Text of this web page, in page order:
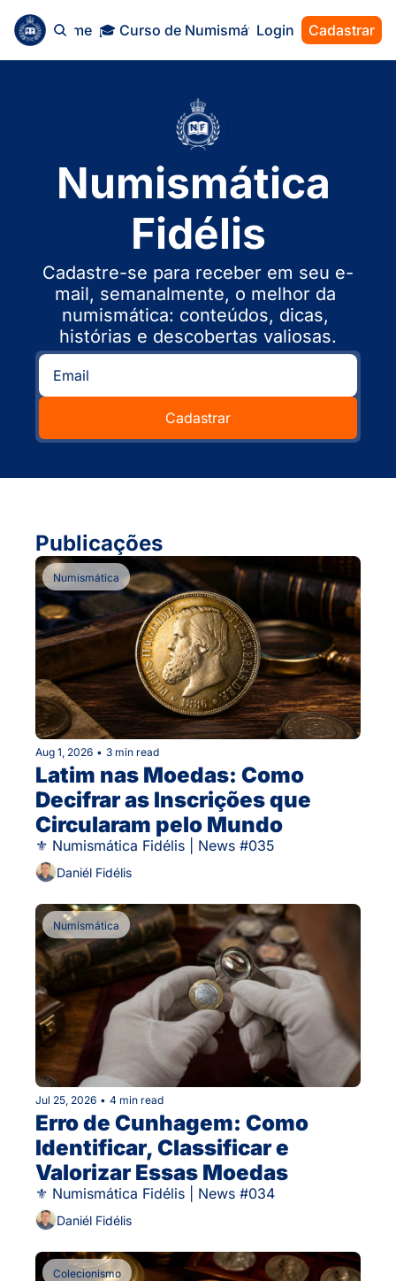
Home 🎓 Curso de NumismáticaLogin Cadastrar
Numismática
Fidélis
Cadastre-se para receber em seu e-
mail, semanalmente, o melhor da
numismática: conteúdos, dicas,
histórias e descobertas valiosas.
Cadastrar
Publicações
Numismática
Aug 1, 2026 • 3 min read
Latim nas Moedas: Como
Decifrar as Inscrições que
Circularam pelo Mundo
⚜ Numismática Fidélis | News #035
Daniél Fidélis
Numismática
Jul 25, 2026 • 4 min read
Erro de Cunhagem: Como
Identificar, Classificar e
Valorizar Essas Moedas
⚜ Numismática Fidélis | News #034
Daniél Fidélis
Colecionismo